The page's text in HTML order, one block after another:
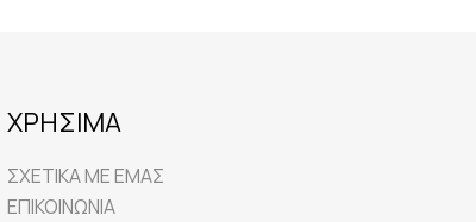
ΧΡΗΣΙΜΑ
ΣΧΕΤΙΚΑ ΜΕ ΕΜΑΣ
ΕΠΙΚΟΙΝΩΝΙΑ